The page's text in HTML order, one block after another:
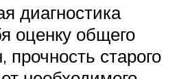
диагностика
оценку общего
прочность старого